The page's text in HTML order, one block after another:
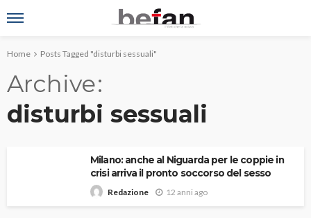
Home Posts Tagged "disturbi sessuali"
Archive
disturbi sessuali
Milano: anche al Niguarda per le coppie in
crisi arriva il pronto soccorso del sesso
Redazione 12 anni ago